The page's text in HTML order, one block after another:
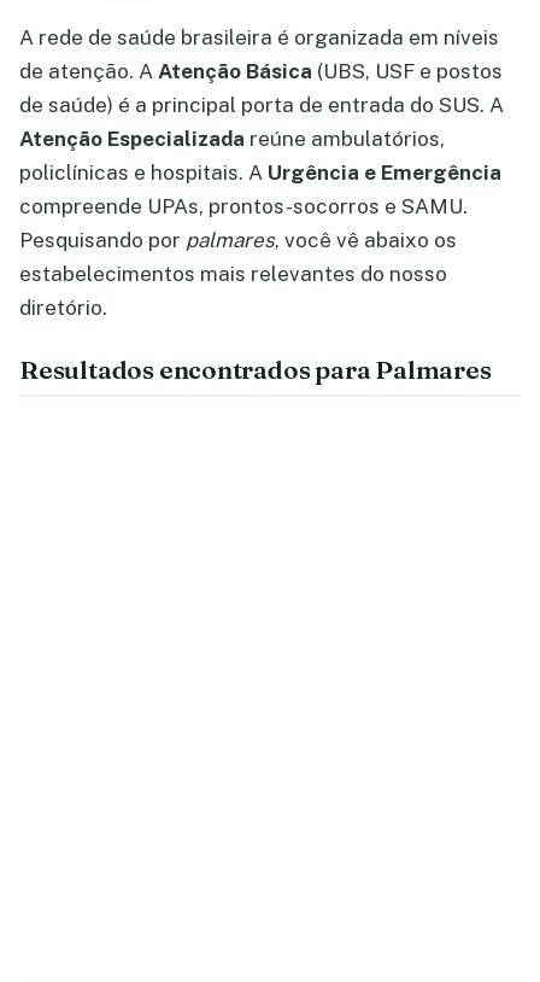
A rede de saúde brasileira é organizada em níveis
de atenção. A Atenção Básica (UBS, USF e postos
de saúde) é a principal porta de entrada do SUS. A
Atenção Especializada reúne ambulatórios,
policlínicas e hospitais. A Urgência e Emergência
compreende UPAs, prontos-socorros e SAMU.
Pesquisando por palmares, você vê abaixo os
estabelecimentos mais relevantes do nosso
diretório.
Resultados encontrados para Palmares